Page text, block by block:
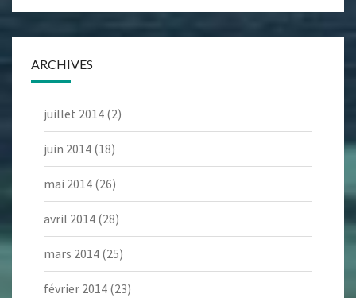
ARCHIVES
juillet 2014 (2)
juin 2014 (18)
mai 2014 (26)
avril 2014 (28)
mars 2014 (25)
février 2014 (23)